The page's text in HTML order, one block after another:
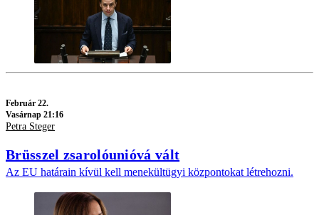
Február 22.
Vasárnap 21:16
Petra Steger
Brüsszel zsarolóunióvá vált
Az EU határain kívül kell menekültügyi központokat létrehozni.